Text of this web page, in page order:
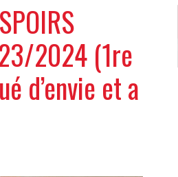
2024 (1re
d’envie et a